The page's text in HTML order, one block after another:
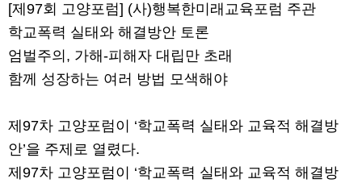
[제97회 고양포럼] (사)행복한미래교육포럼 주관
학교폭력 실태와 해결방안 토론
엄벌주의, 가해-피해자 대립만 초래
함께 성장하는 여러 방법 모색해야
제97차 고양포럼이 ‘학교폭력 실태와 교육적 해결방
안’을 주제로 열렸다.
제97차 고양포럼이 ‘학교폭력 실태와 교육적 해결방